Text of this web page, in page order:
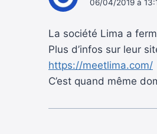
06/04/2019 à
La société Lima a
Plus d’infos sur leur
https://meetlima.com/
C’est quand même